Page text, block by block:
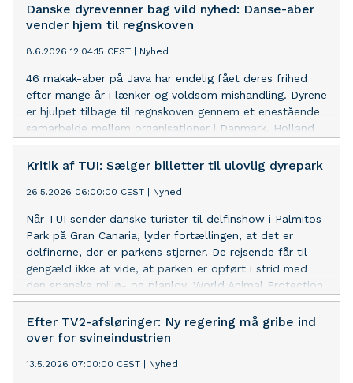
Danske dyrevenner bag vild nyhed: Danse-aber
vender hjem til regnskoven
8.6.2026 12:04:15 CEST | Nyhed
46 makak-aber på Java har endelig fået deres frihed
efter mange år i lænker og voldsom mishandling. Dyrene
er hjulpet tilbage til regnskoven gennem et enestående
samarbejde mellem organisationer i Danmark, Holland
og Indonesien. Et globalt samarbejde, hvor mange
hundrede danske dyrevenner har bakket op med direkte
Kritik af TUI: Sælger billetter til ulovlig dyrepark
26.5.2026 06:00:00 CEST | Nyhed
Når TUI sender danske turister til delfinshow i Palmitos
Park på Gran Canaria, lyder fortællingen, at det er
delfinerne, der er parkens stjerner. De rejsende får til
gengæld ikke at vide, at parken er opført i strid med
den spanske miljø- og planlov. World Animal Protection
Danmark opfordrer i stedet til at tage på hvalsafari
med fritlevende delfiner.
Efter TV2-afsløringer: Ny regering må gribe ind
over for svineindustrien
13.5.2026 07:00:00 CEST | Nyhed